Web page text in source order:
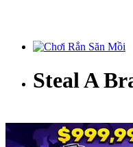
Steal A